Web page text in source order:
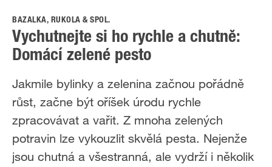
Společnost
BAZALKA, RUKOLA & SPOL.
Vychutnejte si ho rychle a chutně:
Domácí zelené pesto
Jakmile bylinky a zelenina začnou pořádně
růst, začne být oříšek úrodu rychle
zpracovávat a vařit. Z mnoha zelených
potravin lze vykouzlit skvělá pesta. Nejenže
jsou chutná a všestranná, ale vydrží i několik